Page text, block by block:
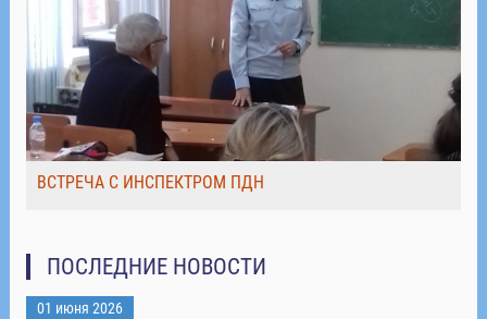
ВСТРЕЧА С ИНСПЕКТРОМ ПДН
ПОСЛЕДНИЕ НОВОСТИ
01 июня 2026